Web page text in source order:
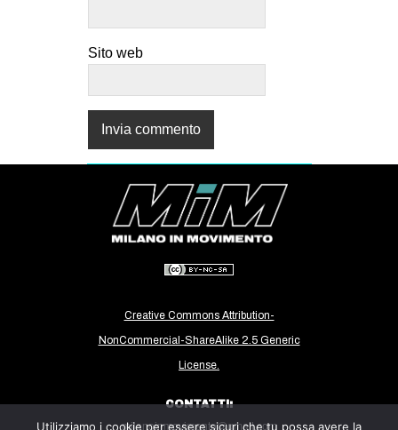
Sito web
Creative Commons Attribution-
NonCommercial-ShareAlike 2.5 Generic
License.
CONTATTI:
milanoinmovimento@gmail.com
Utilizziamo i cookie per essere sicuri che tu possa avere la